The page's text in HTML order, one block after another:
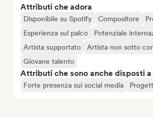
Attributi che adora
Disponibile su Spotify Compositore
Esperienza sul palco
Potenziale
Artista supportato
Artista non sotto
Giovane talento
Attributi che sono anche disposti
Forte presenza sui social media